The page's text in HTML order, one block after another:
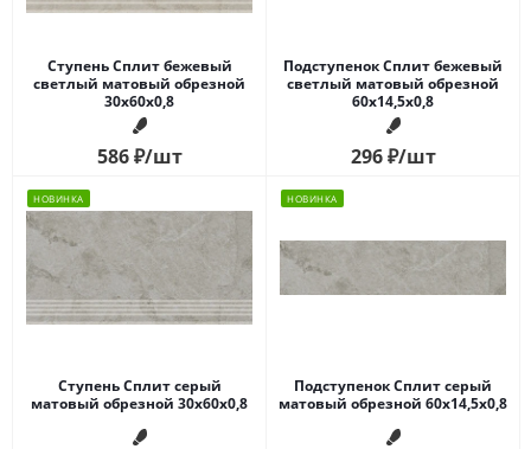
Ступень Сплит бежевый
светлый матовый обрезной
30x60x0,8
586₽/шт
Подступенок Сплит бежевый
светлый матовый обрезной
60x14,5x0,8
296₽/шт
НОВИНКА
Ступень Сплит серый
матовый обрезной 30x60x0,8
НОВИНКА
Подступенок Сплит серый
матовый обрезной 60x14,5x0,8